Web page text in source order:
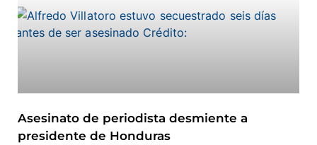
Asesinato de periodista desmiente a
presidente de Honduras